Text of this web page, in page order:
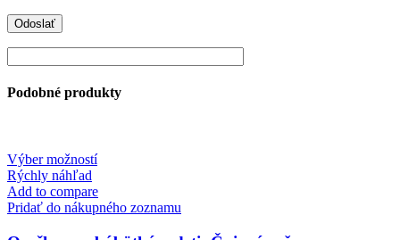
Podobné produkty
Výber možnostíThis
has
multiple
Rýchly náhľad
Add to compare
Pridať do nákupného zoznamu